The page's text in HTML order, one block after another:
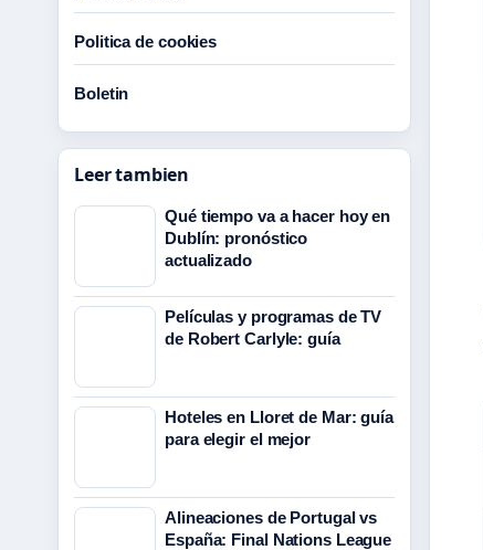
Politica de cookies
Boletin
Leer tambien
Qué tiempo va a hacer hoy en
Dublín: pronóstico
actualizado
Películas y programas de TV
de Robert Carlyle: guía
Hoteles en Lloret de Mar: guía
para elegir el mejor
Alineaciones de Portugal vs
España: Final Nations League